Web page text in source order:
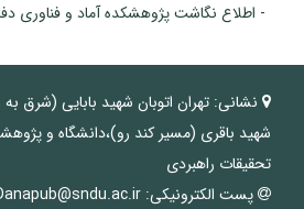
- اطلاع نگاشت پژوهشکده آماد و فناوری
نشانی: تهران اتوبان شهید بابایی (شرق به
شهید باقری (مسیر کند رو)،دانشگاه و
تحقیقات راهبردی
پست الکترونیکی: